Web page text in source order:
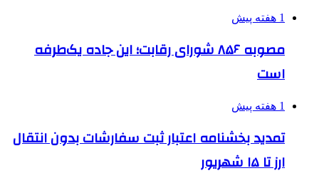
1 هفته پیش
مصوبه ۸۵۶ شورای رقابت؛ این جاده یک‌طرفه
است
1 هفته پیش
تمدید بخشنامه اعتبار ثبت سفارشات بدون انتقال
ارز تا ۱۵ شهریور